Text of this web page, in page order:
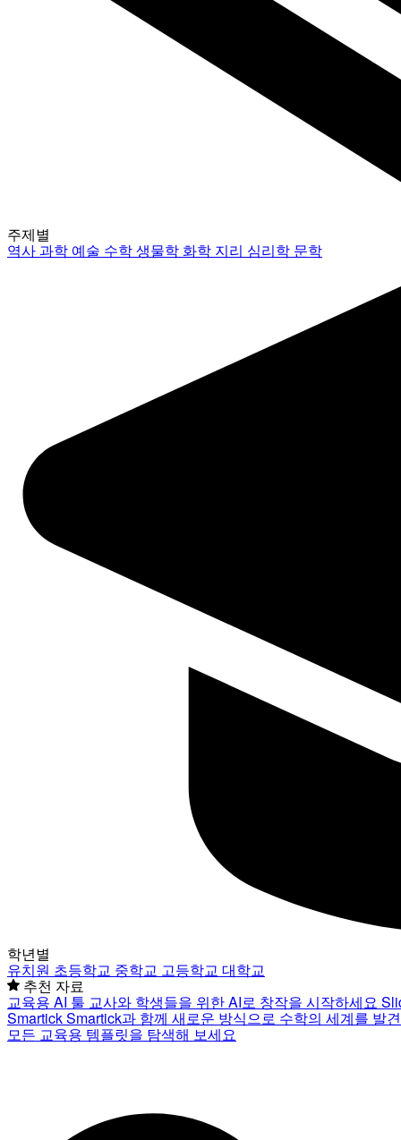
주제별
역사과학 예술 수학생물학 화학 지리 심리학 문학
학년별
유치원 초등학교 중학교 고등학교 대학교
추천 자료
교육용 AI 툴 교사와 학생들을 위한 AI로 창작을 시작하세요
SmartickSmartick과 함께 새로운 방식으로 수학의 세계를 발
모든 교육용 템플릿을 탐색해 보세요